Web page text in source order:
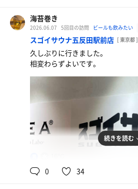
生ビール
またキリンラガーでした。
海苔巻き
2026.06.07 5回目の訪問 ビールも飲みたい
スゴイサウナ五反田駅前店 [ 東京都 ]
久しぶりに行きました。
相変わらずよいです。
続きを読む
0 34